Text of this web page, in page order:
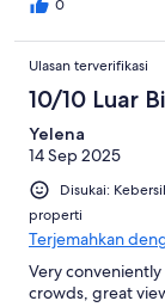
0
Ulasan terverifikasi
10/10 Luar
Yelena
14 Sep 2025
Disukai:
properti
Terjemahkan
Very
crowds, great